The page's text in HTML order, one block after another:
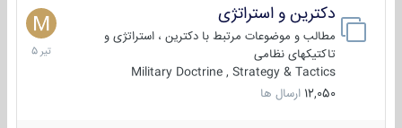
دکترین و استراتژی
مطالب و موضوعات مرتبط با دکترین ، استراتژی و
تاکتیکهای نظامی
Military Doctrine , Strategy & Tactics
12,050 ارسال ها
27
تیر
1405